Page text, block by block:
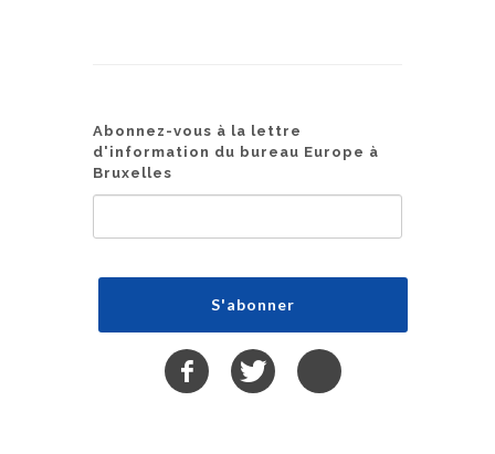
Abonnez-vous à la lettre
d'information du bureau Europe à
Bruxelles